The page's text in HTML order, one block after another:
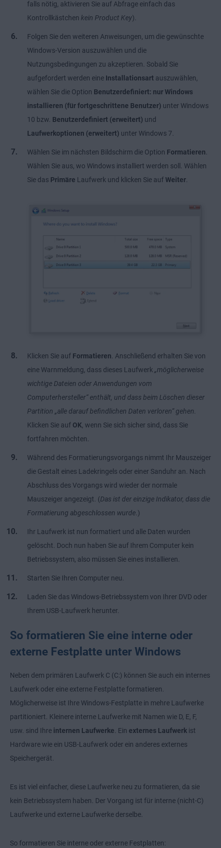
falls nötig, aktivieren Sie auf Abfrage einfach das
Kontrollkästchen kein Product Key).
Folgen Sie den weiteren Anweisungen, um die gewünschte
Windows-Version auszuwählen und die
Nutzungsbedingungen zu akzeptieren. Sobald Sie
aufgefordert werden eine Installationsart auszuwählen,
wählen Sie die Option Benutzerdefiniert: nur Windows
installieren (für fortgeschrittene Benutzer) unter Windows
10 bzw. Benutzerdefiniert (erweitert) und
Laufwerkoptionen (erweitert) unter Windows 7.
Wählen Sie im nächsten Bildschirm die Option Formatieren
Wählen Sie aus, wo Windows installiert werden soll. Wählen
Sie das Primäre Laufwerk und klicken Sie aufWeiter
Klicken Sie auf Formatieren . Anschließend erhalten Sie von
eine Warnmeldung, dass dieses Laufwerk „möglicherweise
wichtige Dateien oder Anwendungen vom
Computerhersteller“ enthält, und dass beim Löschen dieser
Partition „alle darauf befindlichen Daten verloren“ gehen.
Klicken Sie auf OK , wenn Sie sich sicher sind, dass Sie
fortfahren möchten.
Während des Formatierungsvorgangs nimmt Ihr Mauszeiger
die Gestalt eines Ladekringels oder einer Sanduhr an. Nach
Abschluss des Vorgangs wird wieder der normale
Mauszeiger angezeigt. (Das ist der einzige Indikator, dass die
Formatierung abgeschlossen wurde .)
Ihr Laufwerk ist nun formatiert und alle Daten wurden
gelöscht. Doch nun haben Sie auf Ihrem Computer kein
Betriebssystem, also müssen Sie eines installieren.
Starten Sie Ihren Computer neu.
Laden Sie das Windows-Betriebssystem von Ihrer DVD oder
Ihrem USB-Laufwerk herunter.
So formatieren Sie eine interne oder
externe Festplatte unter Windows
Neben dem primären Laufwerk C (C:) können Sie auch ein internes
Laufwerk oder eine externe Festplatte formatieren.
Möglicherweise ist Ihre Windows-Festplatte in mehre Laufwerke
partitioniert. Kleinere interne Laufwerke mit Namen wie D, E, F,
usw. sind Ihre internen Laufwerke . Ein externes Laufwerk ist
Hardware wie ein USB-Laufwerk oder ein anderes externes
Speichergerät.
Es ist viel einfacher, diese Laufwerke neu zu formatieren, da sie
kein Betriebssystem haben. Der Vorgang ist für interne (nicht-C)
Laufwerke und externe Laufwerke derselbe.
So formatieren Sie interne oder externe Festplatten: